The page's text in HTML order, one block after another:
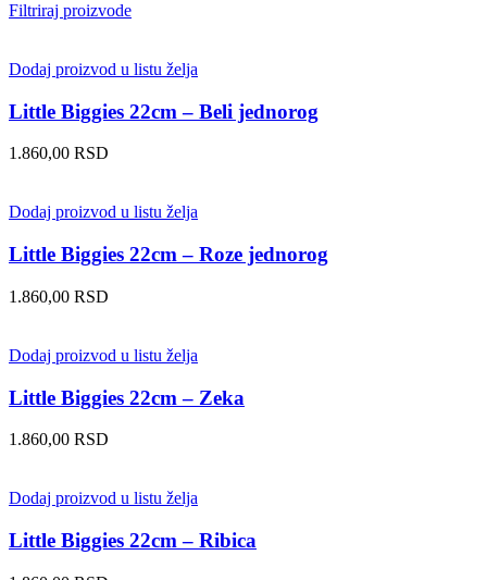
Filtriraj proizvode
Dodaj proizvod u listu želja
Little Biggies 22cm – Beli jednorog
1.860,00 RSD
Dodaj proizvod u listu želja
Little Biggies 22cm – Roze jednorog
1.860,00 RSD
Dodaj proizvod u listu želja
Little Biggies 22cm – Zeka
1.860,00 RSD
Dodaj proizvod u listu želja
Little Biggies 22cm – Ribica